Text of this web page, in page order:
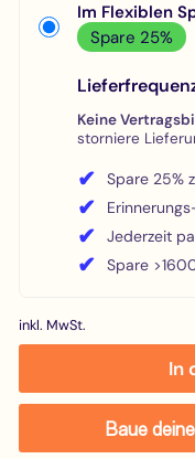
Im Flexiblen
Spare 25%
Keine
storniere
✔ Spare 25%
✔
✔ Jederzeit
✔ Spare
inkl. MwSt.
In
Baue